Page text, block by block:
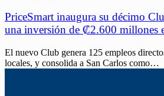
PriceSmart inaugura su décimo
una inversión de ₡2.600 millones
El nuevo Club genera 125 empleos
locales, y consolida a San Carlos como…